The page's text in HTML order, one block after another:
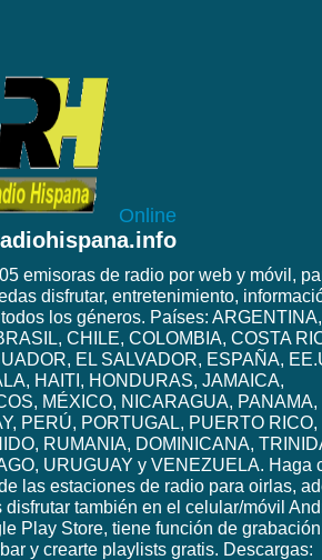
Online
emisoras de radio por web y móvil,
disfrutar, entretenimiento,
los géneros. Países: ARGENTINA,
CHILE, COLOMBIA, COSTA
EL SALVADOR, ESPAÑA,
HAITI, HONDURAS, JAMAICA,
MÉXICO, NICARAGUA, PANAMA,
PERÚ, PORTUGAL, PUERTO RICO,
RUMANIA, DOMINICANA,
URUGUAY y VENEZUELA. Haga
las estaciones de radio para oirlas,
disfrutar también en el celular/móvil
Play Store, tiene función de
y crearte playlists gratis. Descargas: